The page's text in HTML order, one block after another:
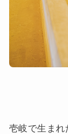
壱岐で生まれ